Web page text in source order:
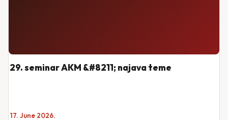
29. seminar AKM &#8211; najava teme
17. June 2026.